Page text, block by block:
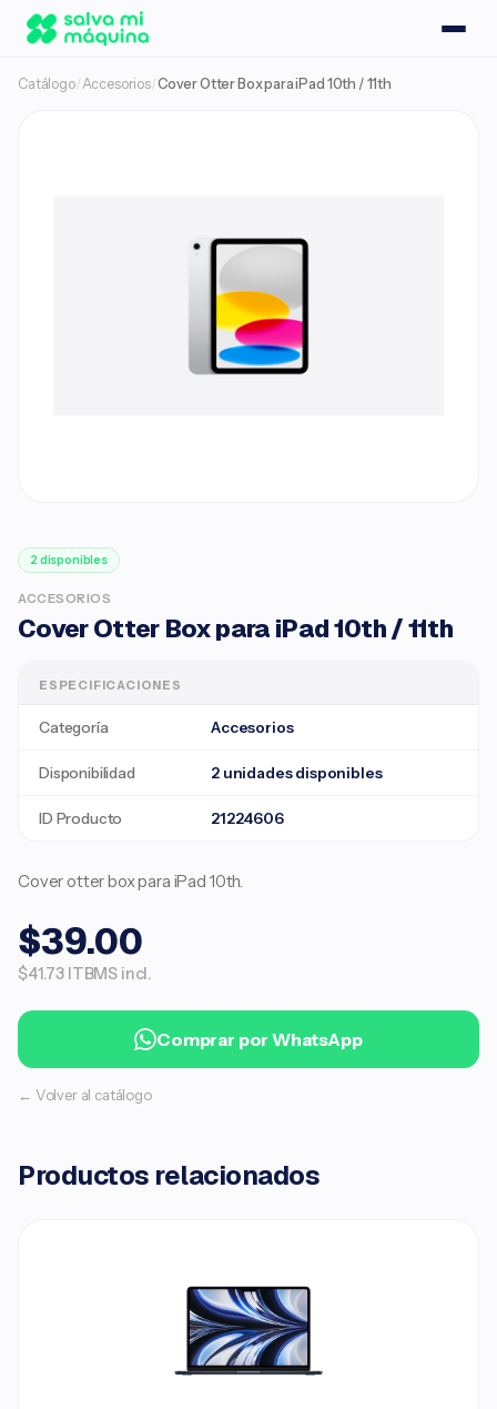
Catálogo/Accesorios/Cover Otter Box para iPad 10th / 11th
2 disponibles
ACCESORIOS
Cover Otter Box para iPad 10th / 11th
ESPECIFICACIONES
Categoría Accesorios
Disponibilidad 2 unidades disponibles
ID Producto 21224606
Cover otter box para iPad 10th.
$39.00
$41.73 ITBMS incl.
Comprar por WhatsApp
← Volver al catálogo
Productos relacionados